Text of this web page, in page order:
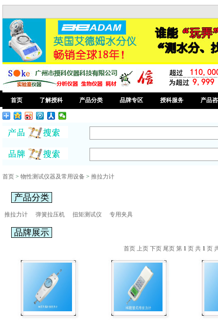
首页 了解授科 产品分类 品牌专区 授科服务 产品
首页> 物性测试仪器及常用设备 > 推拉力计
产品分类
推拉力计 弹簧拉压机 扭矩测试仪 专用夹具
品牌展示
首页 上页 下页 尾页 第 1 页 共 1 页